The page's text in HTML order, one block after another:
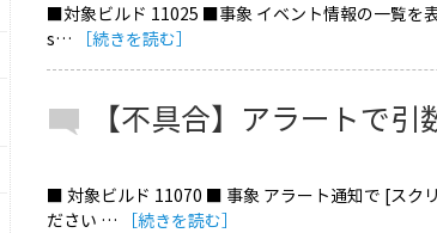
■対象ビルド 11025 ■事象 イベント情報の一覧を
s…
［続きを読む］
【不具合】アラートで
■ 対象ビルド 11070 ■ 事象 アラート通知で [スク
ださい …
［続きを読む］